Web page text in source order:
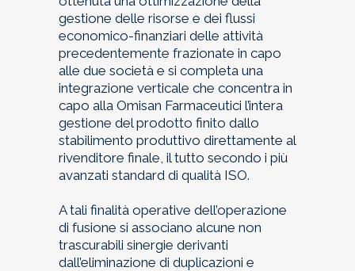
gestione delle risorse e dei flussi
economico-finanziari delle attività
precedentemente frazionate in capo
alle due società e si completa una
integrazione verticale che concentra in
capo alla Omisan Farmaceutici l’intera
gestione del prodotto finito dallo
stabilimento produttivo direttamente al
rivenditore finale, il tutto secondo i più
avanzati standard di qualità ISO.
A tali finalità operative dell’operazione
di fusione si associano alcune non
trascurabili sinergie derivanti
dall’eliminazione di duplicazioni e